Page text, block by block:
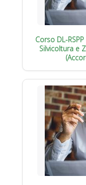
Corso DL-
Silvicoltura e